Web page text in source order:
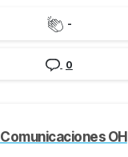
-
0
Comunicaciones OH